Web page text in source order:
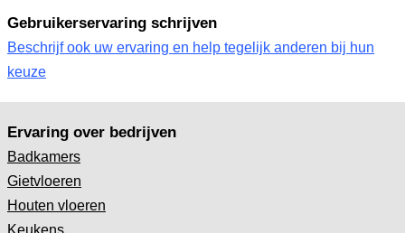
Gebruikerservaring schrijven
Beschrijf ook uw ervaring en help tegelijk anderen bij hun
keuze
Ervaring over bedrijven
Badkamers
Gietvloeren
Houten vloeren
Keukens